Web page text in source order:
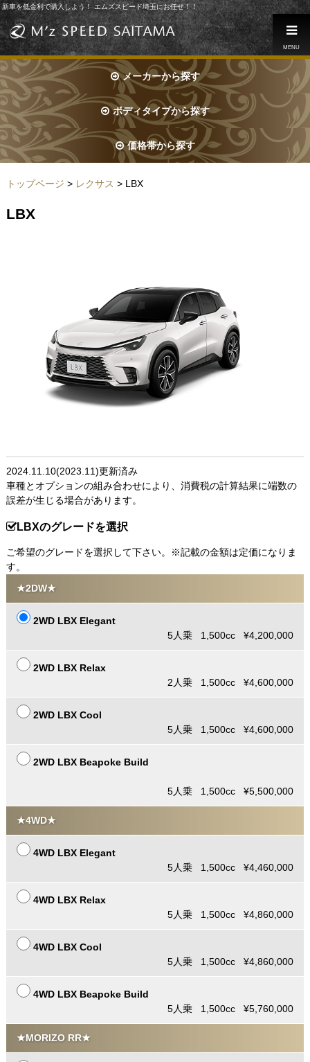
新車を低金利で購入しよう！ エムズスピード埼玉にお任せ！！
MENU
メーカーから探す
ボディタイプから探す
価格帯から探す
トップページ > レクサス > LBX
LBX
2024.11.10(2023.11)更新済み
車種とオプションの組み合わせにより、消費税の計算結果に端数の
誤差が生じる場合があります。
LBXのグレードを選択
ご希望のグレードを選択して下さい。※記載の金額は定価になりま
す。
★2DW★
2WD LBX Elegant
5人乗 1,500cc ¥4,200,000
2WD LBX Relax
2人乗 1,500cc ¥4,600,000
2WD LBX Cool
5人乗 1,500cc ¥4,600,000
2WD LBX Beapoke Build
5人乗 1,500cc ¥5,500,000
★4WD★
4WD LBX Elegant
5人乗 1,500cc ¥4,460,000
4WD LBX Relax
5人乗 1,500cc ¥4,860,000
4WD LBX Cool
5人乗 1,500cc ¥4,860,000
4WD LBX Beapoke Build
5人乗 1,500cc ¥5,760,000
★MORIZO RR★